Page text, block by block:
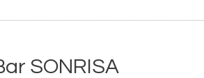
SONRISA